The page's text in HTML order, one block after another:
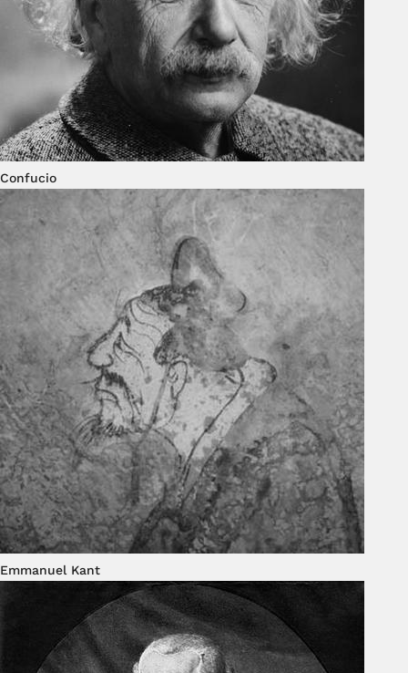
Confucio
Emmanuel Kant